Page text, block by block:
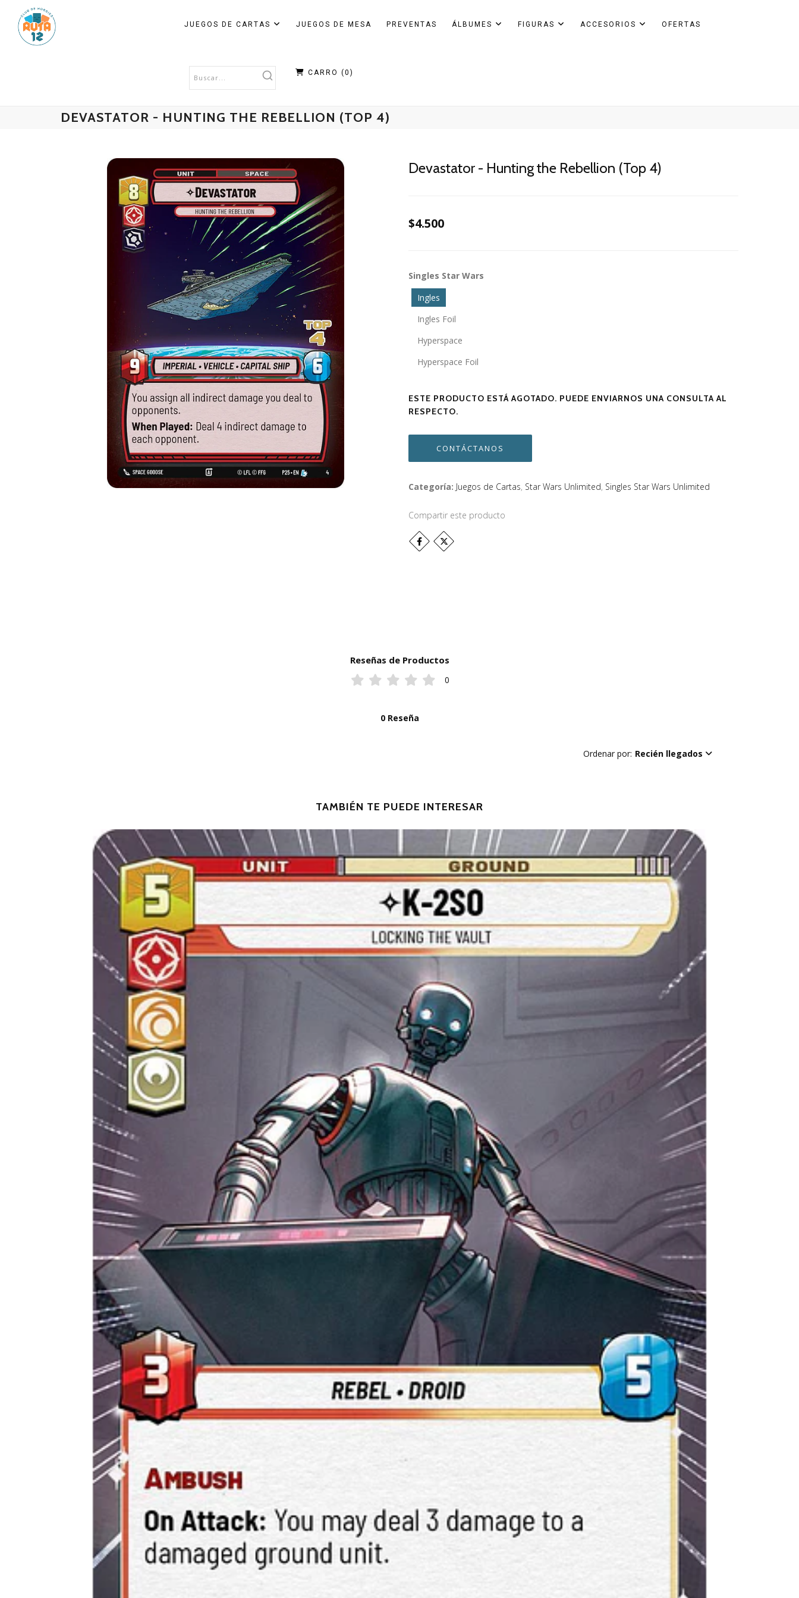
JUEGOS DE CARTAS JUEGOS DE MESA PREVENTAS ÁLBUMES FIGURAS ACCESORIOS OFERTAS
CARRO (0 )
DEVASTATOR - HUNTING THE REBELLION (TOP 4)
Devastator - Hunting the Rebellion (Top 4)
$4.500
Singles Star Wars
Ingles
Ingles Foil
Hyperspace
Hyperspace Foil
ESTE PRODUCTO ESTÁ AGOTADO. PUEDE ENVIARNOS UNA CONSULTA AL
RESPECTO.
CONTÁCTANOS
Categoría: Juegos de Cartas, Star Wars Unlimited, Singles Star Wars Unlimited
Compartir este producto
Reseñas de Productos
0
0 Reseña
Ordenar por: Recién llegados
TAMBIÉN TE PUEDE INTERESAR